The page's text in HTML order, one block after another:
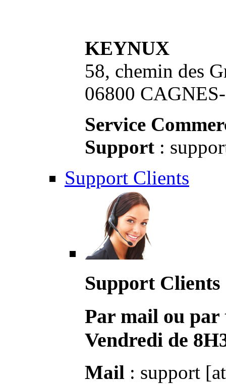
KEYNUX
58, chemin des
06800
Service
Support :
Support Clients
Support Clients
Par mail ou par
Vendredi de
Mail : support